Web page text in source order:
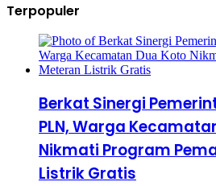
Terpopuler
Berkat Sinergi
PLN, Warga
Nikmati Program
Listrik Gratis